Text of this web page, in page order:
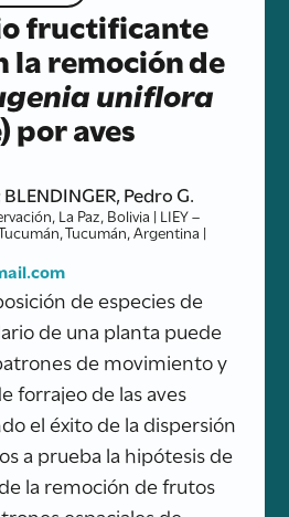
fructificante
la remoción de
uniflora
por aves
Pedro G.
La Paz, Bolivia | LIEY –
Tucumán, Argentina |
de especies de
de una planta puede
de movimiento y
forrajeo de las aves
el éxito de la dispersión
a prueba la hipótesis de
la remoción de frutos